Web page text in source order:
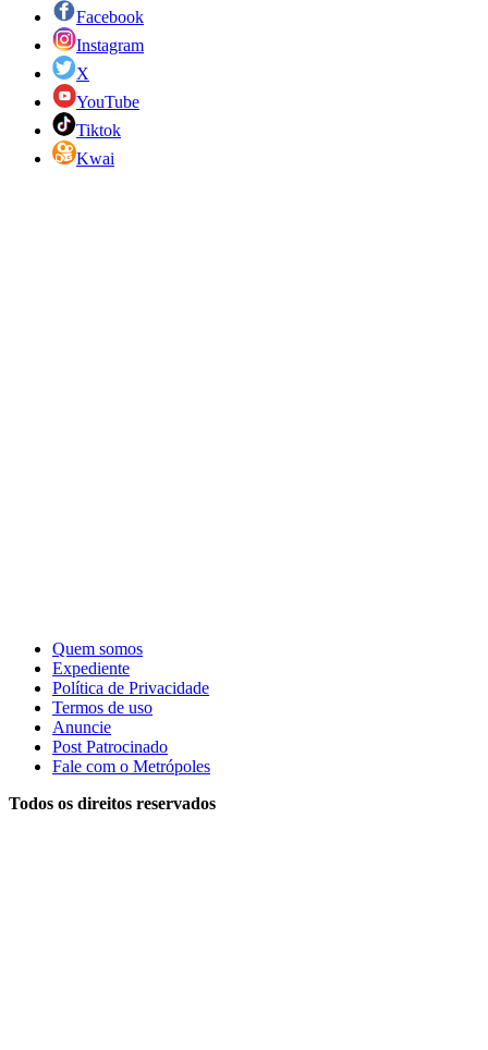
Facebook
Instagram
X
YouTube
Tiktok
Kwai
Quem somos
Expediente
Política de Privacidade
Termos de uso
Anuncie
Post Patrocinado
Fale com o Metrópoles
Todos os direitos reservados